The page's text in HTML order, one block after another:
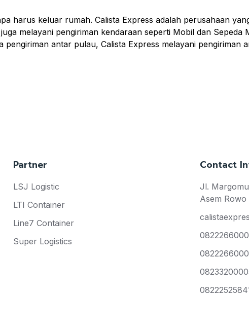
harus keluar rumah. Calista Express adalah perusahaan
melayani pengiriman kendaraan seperti Mobil dan Sepeda
antar pulau, Calista Express melayani pengiriman
Partner
LSJ Logistic
LTI Container
Line7 Container
Super Logistics
Contact
Jl.
Asem